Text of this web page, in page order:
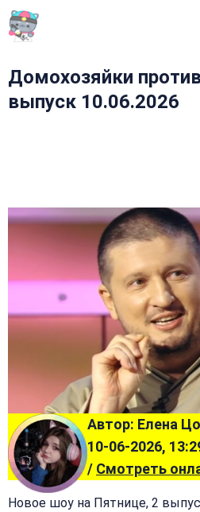
Домохозяйки
выпуск 10.06.2026
Автор: Елена
10-06-2026,
/ Смотреть
Новое шоу на Пятнице, 2